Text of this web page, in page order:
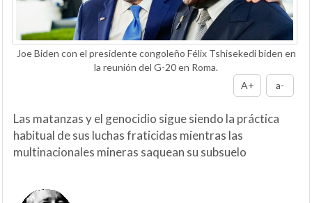
Joe Biden con el presidente congoleño Félix Tshisekedi biden en
la reunión del G-20 en Roma.
A+
a-
Las matanzas y el genocidio sigue siendo la práctica
habitual de sus luchas fraticidas mientras las
multinacionales mineras saquean su subsuelo